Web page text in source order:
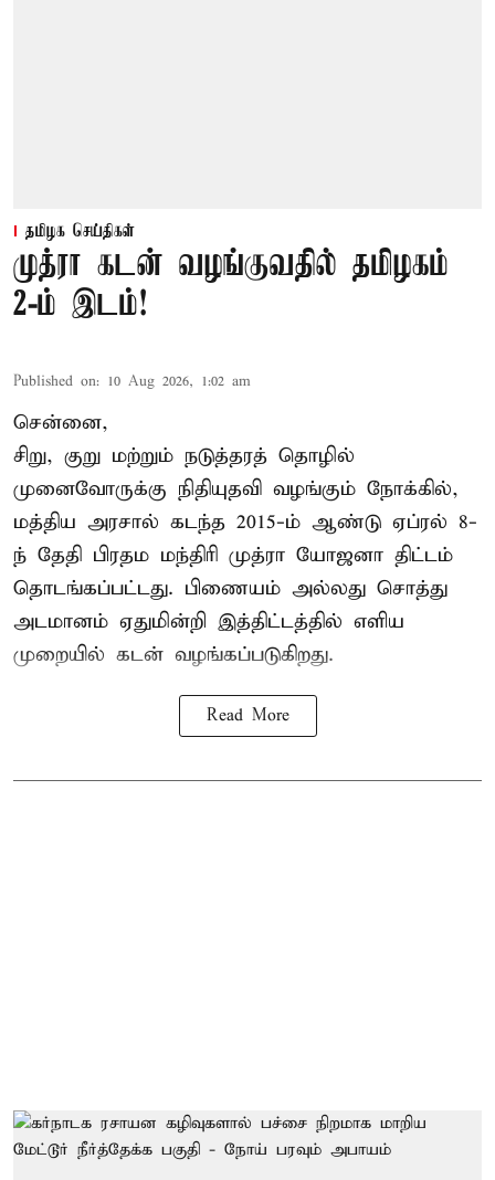
தமிழக செய்திகள்
முத்ரா கடன் வழங்குவதில் தமிழகம்
2-ம் இடம்!
Published on: 10 Aug 2026, 1:02 am
சென்னை,
சிறு, குறு மற்றும் நடுத்தரத் தொழில்
முனைவோருக்கு நிதியுதவி வழங்கும் நோக்கில்,
மத்திய அரசால் கடந்த 2015-ம் ஆண்டு ஏப்ரல் 8-
ந் தேதி பிரதம மந்திரி முத்ரா யோஜனா திட்டம்
தொடங்கப்பட்டது. பிணையம் அல்லது சொத்து
அடமானம் ஏதுமின்றி இத்திட்டத்தில் எளிய
முறையில் கடன் வழங்கப்படுகிறது.
Read More